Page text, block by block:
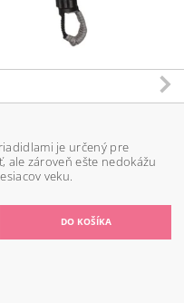
je určený pre
ale zároveň ešte nedokážu
veku.